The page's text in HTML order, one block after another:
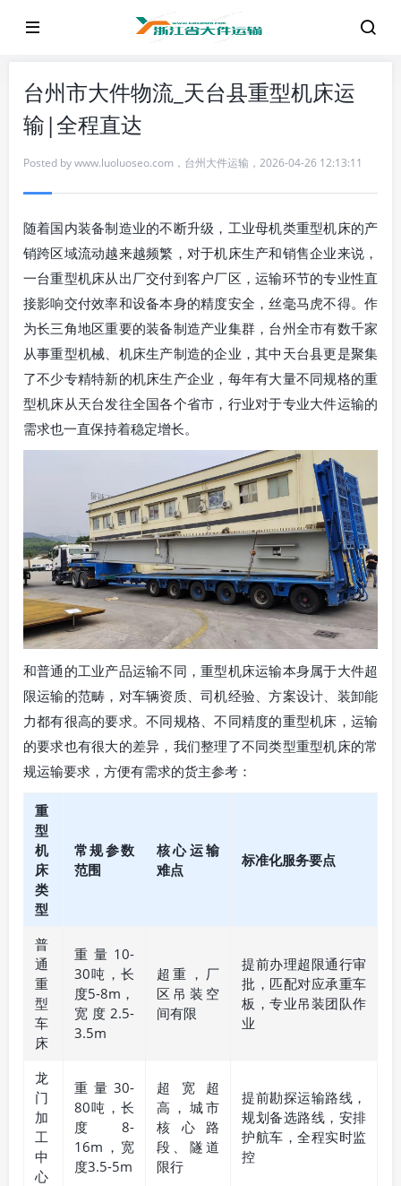
台州市大件物流_天台县重型机床运
输|全程直达
Posted bywww.luoluoseo.com ， 台州大件运输 ， 2026-04-26 12:13:11
随着国内装备制造业的不断升级，工业母机类重型机床的产
销跨区域流动越来越频繁，对于机床生产和销售企业来说，
一台重型机床从出厂交付到客户厂区，运输环节的专业性直
接影响交付效率和设备本身的精度安全，丝毫马虎不得。作
为长三角地区重要的装备制造产业集群，台州全市有数千家
从事重型机械、机床生产制造的企业，其中天台县更是聚集
了不少专精特新的机床生产企业，每年有大量不同规格的重
型机床从天台发往全国各个省市，行业对于专业大件运输的
需求也一直保持着稳定增长。
和普通的工业产品运输不同，重型机床运输本身属于大件超
限运输的范畴，对车辆资质、司机经验、方案设计、装卸能
力都有很高的要求。不同规格、不同精度的重型机床，运输
的要求也有很大的差异，我们整理了不同类型重型机床的常
规运输要求，方便有需求的货主参考：
重
型
机
床
类
型
常规参数
范围
核心运输
难点
标准化服务要点
普
通
重
型
车
床
重量10-
30吨，长
度5-8m，
宽度2.5-
3.5m
超重，厂
区吊装空
间有限
提前办理超限通行审
批，匹配对应承重车
板，专业吊装团队作
业
龙
门
加
工
中
心
重量30-
80吨，长
度8-
16m，宽
度3.5-5m
超宽超
高，城市
核心路
段、隧道
限行
提前勘探运输路线，
规划备选路线，安排
护航车，全程实时监
控